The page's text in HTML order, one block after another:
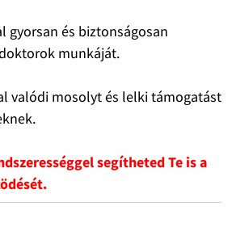
gyorsan és biztonságosan
munkáját.
valódi mosolyt és lelki támogatást
segítheted Te is a